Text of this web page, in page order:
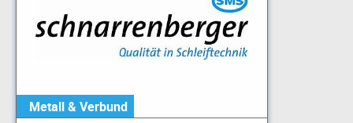
Metall & Verbund